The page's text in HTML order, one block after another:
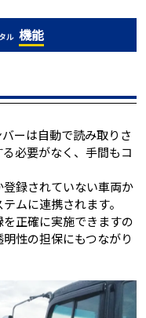
ル 機能
ーは自動で読み取りさ
必要がなく、手間もコ
録されていない車両か
ムに連携されます。
正確に実施できますの
性の担保にもつながり